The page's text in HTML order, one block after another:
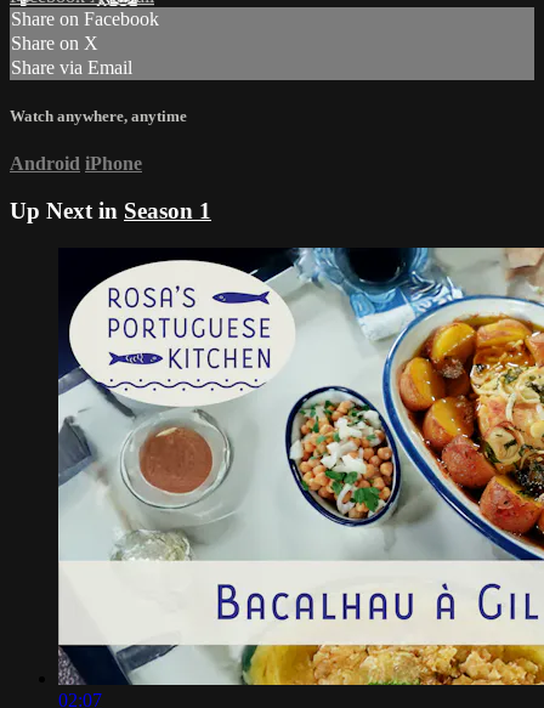
Share on Facebook
Share on X
Share via Email
Watch anywhere, anytime
Android iPhone
Up Next in Season 1
02:07